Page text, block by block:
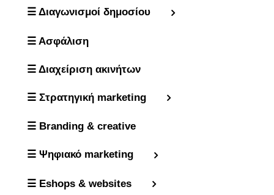
☰ Διαγωνισμοί δημοσίου
☰ Ασφάλιση
☰ Διαχείριση ακινήτων
☰ Στρατηγική marketing
☰ Branding & creative
☰ Ψηφιακό marketing
☰ Eshops & websites